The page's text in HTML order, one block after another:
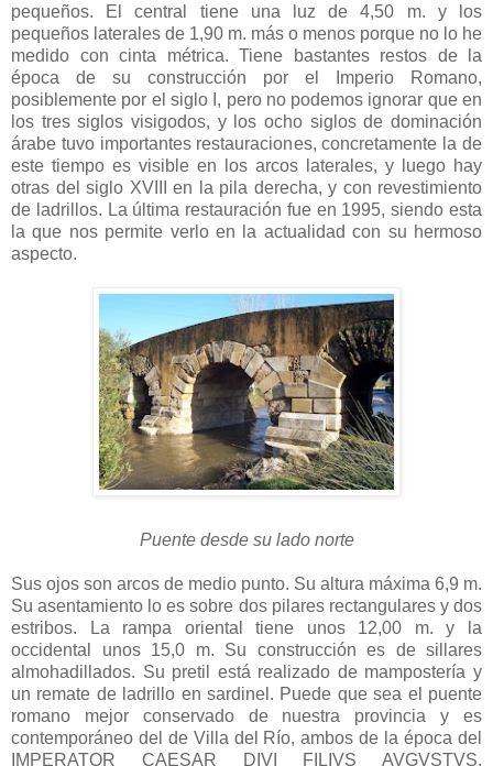
pequeños. El central tiene una luz de 4,50 m. y los
pequeños laterales de 1,90 m. más o menos porque no lo he
medido con cinta métrica. Tiene bastantes restos de la
época de su construcción por el Imperio Romano,
posiblemente por el siglo I, pero no podemos ignorar que en
los tres siglos visigodos, y los ocho siglos de dominación
árabe tuvo importantes restauraciones, concretamente la de
este tiempo es visible en los arcos laterales, y luego hay
otras del siglo XVIII en la pila derecha, y con revestimiento
de ladrillos. La última restauración fue en 1995, siendo esta
la que nos permite verlo en la actualidad con su hermoso
aspecto.
Puente desde su lado norte
Sus ojos son arcos de medio punto. Su altura máxima 6,9 m.
Su asentamiento lo es sobre dos pilares rectangulares y dos
estribos. La rampa oriental tiene unos 12,00 m. y la
occidental unos 15,0 m. Su construcción es de sillares
almohadillados. Su pretil está realizado de mampostería y
un remate de ladrillo en sardinel. Puede que sea el puente
romano mejor conservado de nuestra provincia y es
contemporáneo del de Villa del Río, ambos de la época del
IMPERATOR CAESAR DIVI FILIVS AVGVSTVS,